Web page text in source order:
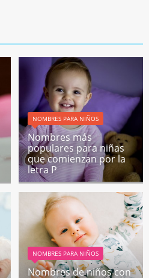
NOMBRES PARA NIÑOS
Nombres más
populares para niñas
que comienzan por la
letra P
NOMBRES PARA NIÑOS
Nombres de niños con